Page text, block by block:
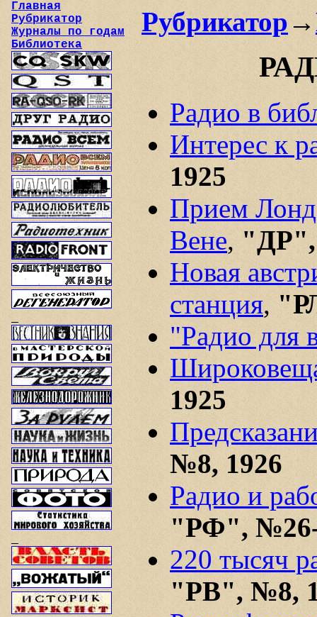
Главная
Рубрикатор
Журналы по годам
Библиотека
Рубрикатор →
Радио в
Интерес к
1925
Прием
Вене, "ДР",
Новая
станция,
"Радио для
1925
№8, 1926
Радио и
"РФ", №26-
220 тысяч
"РВ", №8,